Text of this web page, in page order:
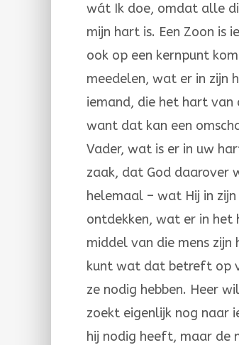
wát Ik doe, omdat alle
mijn hart is. Een Zoon is
ook op een kernpunt
meedelen, wat er in zijn
iemand, die het hart van
want dat kan een
Vader, wat is er in uw
zaak, dat God daarover
helemaal – wat Hij in
ont­dekken, wat er in het
middel van die mens zijn
kunt wat dat betreft op
ze nodig hebben. Heer
zoekt eigenlijk nog naar
hij nodig heeft, maar de